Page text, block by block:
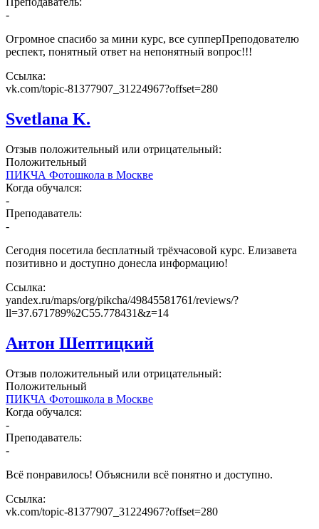
-
Огромное спасибо за мини курс, все супперПреподователю
респект, понятный ответ на непонятный вопрос!!!
Ссылка:
vk.com/topic-81377907_31224967?offset=280
Svetlana K.
Отзыв положительный или отрицательный:
Положительный
ПИКЧА Фотошкола в Москве
Когда обучался:
-
Преподаватель:
-
Сегодня посетила бесплатный трёхчасовой курс. Елизавета
позитивно и доступно донесла информацию!
Ссылка:
yandex.ru/maps/org/pikcha/49845581761/reviews/?
ll=37.671789%2C55.778431&z=14
Антон Шептицкий
Отзыв положительный или отрицательный:
Положительный
ПИКЧА Фотошкола в Москве
Когда обучался:
-
Преподаватель:
-
Всё понравилось! Объяснили всё понятно и доступно.
Ссылка:
vk.com/topic-81377907_31224967?offset=280